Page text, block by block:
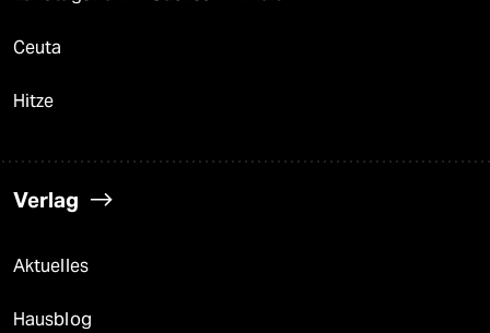
Ceuta
Hitze
Verlag
Aktuelles
Hausblog